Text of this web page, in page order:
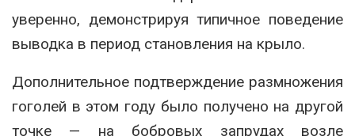
уверенно, демонстрируя типичное поведение
выводка в период становления на крыло.
Дополнительное подтверждение размножения
гоголей в этом году было получено на другой
точке — на бобровых запрудах возле